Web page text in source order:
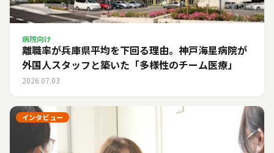
病院向け
離職率が兵庫県平均を下回る理由。神戸海星病院が
外国人スタッフと築いた「多様性のチーム医療」
2026.07.03
インタビュー